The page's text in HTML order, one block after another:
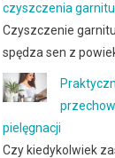
czyszczenia
Czyszczenie
spędza sen z powiek
pielęgnacji
Czy kiedykolwiek